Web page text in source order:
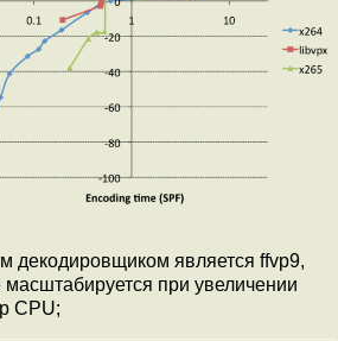
является ffvp9,
при увеличении
CPU;